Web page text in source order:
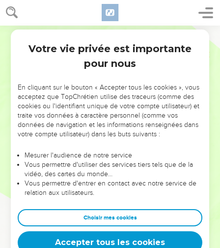
NE MANQUEZ PAS L’ÉVÉNEMENT
DE L’ANNÉE !
ET SI LEURS ERREURS POUVAIENT VOUS ÉVITER LES
VOTRES ?
leur foi ou leur vision. Mais on voit moins les doutes, les erreurs
et les saisons difficiles qu'ils ont traversés, alors même que ce
sont elles qui les ont façonnés.
Dans cette conférence, leaders, entrepreneurs, et responsables
clés pour avancer avec plus de sagesse afin que leurs erreurs
deviennent vos tremplins. Que vous guidiez un ministère, une
équipe, un groupe ou une famille, leur expérience est faite
Votre vie privée est importante
pour nous
En cliquant sur le bouton « Accepter tous les cookies », vous
acceptez que TopChrétien utilise des traceurs (comme des
cookies ou l'identifiant unique de votre compte utilisateur) et
traite vos données à caractère personnel (comme vos
données de navigation et les informations renseignées dans
votre compte utilisateur) dans les buts suivants :
Mesurer l'audience de notre service
Vous permettre d'utiliser des services tiers tels que de la
vidéo, des cartes du monde…
Vous permettre d'entrer en contact avec notre service de
relation aux utilisateurs.
Choisir mes cookies
Accepter tous les cookies